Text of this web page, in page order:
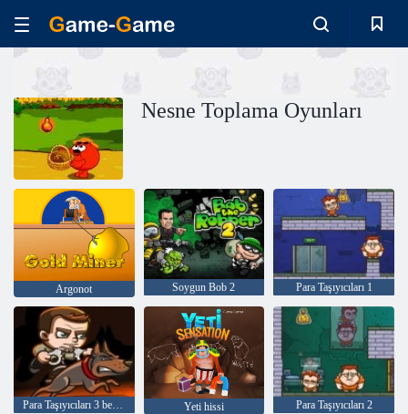
Nesne Toplama Oyunları
Argonot Soygun Bob 2 Para Taşıyıcıları 1
Para Taşıyıcıları 3 bekçi görevi Yeti hissi Para Taşıyıcıları 2